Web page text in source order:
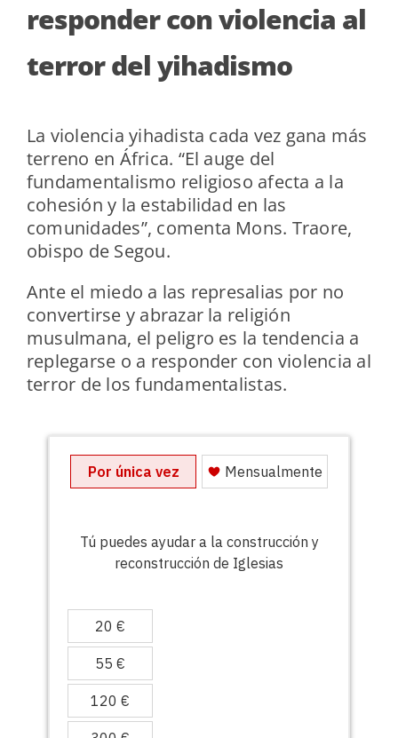
responder con violencia al
terror del yihadismo
La violencia yihadista cada vez gana más
terreno en África. “El auge del
fundamentalismo religioso afecta a la
cohesión y la estabilidad en las
comunidades”, comenta Mons. Traore,
obispo de Segou.
Ante el miedo a las represalias por no
convertirse y abrazar la religión
musulmana, el peligro es la tendencia a
replegarse o a responder con violencia al
terror de los fundamentalistas.